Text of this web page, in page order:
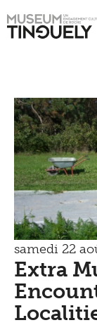
Hauptnavigation
to
samedi 22
Extra